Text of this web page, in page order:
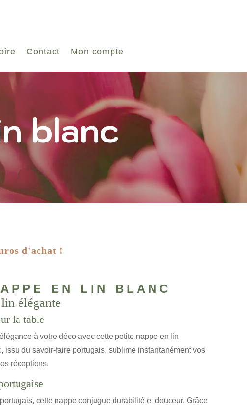
Contact Mon compte
blanc
d'achat !
en lin blanc
élégante
la table
à votre déco avec cette petite nappe en lin
issu du savoir-faire portugais, sublime instantanément vos
réceptions.
cette nappe conjugue durabilité et douceur. Grâce